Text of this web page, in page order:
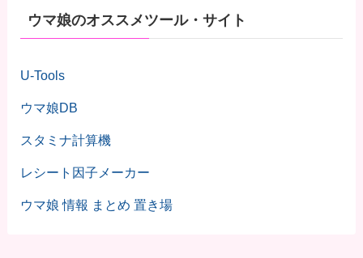
ウマ娘のオススメツール・サイト
U-Tools
ウマ娘DB
スタミナ計算機
レシート因子メーカー
ウマ娘 情報 まとめ 置き場